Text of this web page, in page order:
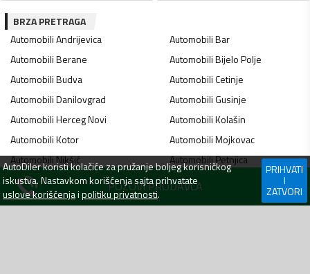
POZOVI PRODAVCA
BRZA PRETRAGA
AutomobiliAndrijevica AutomobiliBar
AutomobiliBerane AutomobiliBijelo Polje
AutomobiliBudva AutomobiliCetinje
AutomobiliDanilovgrad AutomobiliGusinje
AutomobiliHerceg Novi AutomobiliKolašin
AutomobiliKotor AutomobiliMojkovac
AutomobiliNikšić AutomobiliPetnjica
AutomobiliPlav Automobili
AutomobiliPlužine
AutoDilerkoristi kolačiće za pružanje boljeg korisničkog
iskustva. Nastavkom korišćenja sajta prihvatate
uslove korišćenjaipolitiku privatnosti.
PRIHVATI
I
ZATVORI